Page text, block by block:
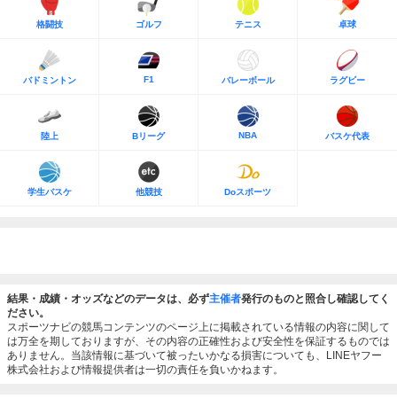
格闘技 ゴルフ テニス 卓球
バドミントン F1 バレーボール ラグビー
陸上 Bリーグ NBA バスケ代表
学生バスケ 他競技 Doスポーツ
結果・成績・オッズなどのデータは、必ず主催者発行のものと照合し確認してく
ださい。
スポーツナビの競馬コンテンツのページ上に掲載されている情報の内容に関して
は万全を期しておりますが、その内容の正確性および安全性を保証するものでは
ありません。当該情報に基づいて被ったいかなる損害についても、LINEヤフー
株式会社および情報提供者は一切の責任を負いかねます。